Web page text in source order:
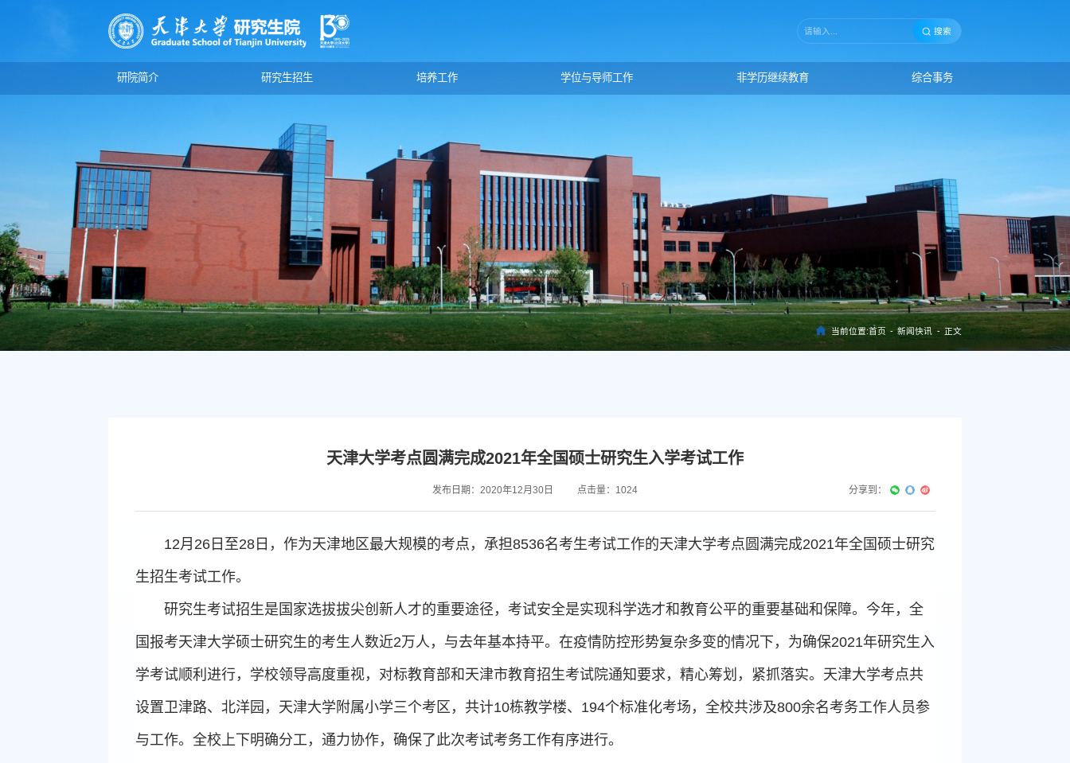
搜索
研院简介 研究生招生 培养工作 学位与导师工作 非学历继续教育 综合事务
当前位置:首页 - 新闻快讯 - 正文
天津大学考点圆满完成2021年全国硕士研究生入学考试工作
发布日期：2020年12月30日 点击量： 1024 分享到：
12月26日至28日，作为天津地区最大规模的考点，承担8536名考生考试工作的天津大学考点圆满完成2021年全国硕士研究
生招生考试工作。
研究生考试招生是国家选拔拔尖创新人才的重要途径，考试安全是实现科学选才和教育公平的重要基础和保障。今年，全
国报考天津大学硕士研究生的考生人数近2万人，与去年基本持平。在疫情防控形势复杂多变的情况下，为确保2021年研究生入
学考试顺利进行，学校领导高度重视，对标教育部和天津市教育招生考试院通知要求，精心筹划，紧抓落实。天津大学考点共
设置卫津路、北洋园，天津大学附属小学三个考区，共计10栋教学楼、194个标准化考场，全校共涉及800余名考务工作人员参
与工作。全校上下明确分工，通力协作，确保了此次考试考务工作有序进行。